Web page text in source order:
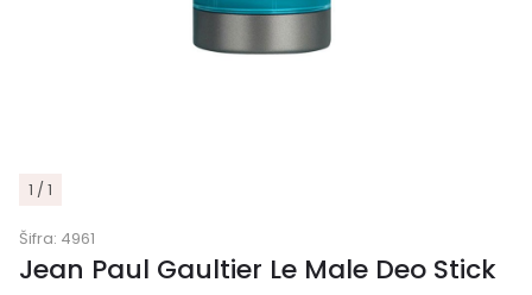
1 / 1
Šifra: 4961
Jean Paul Gaultier Le Male Deo Stick